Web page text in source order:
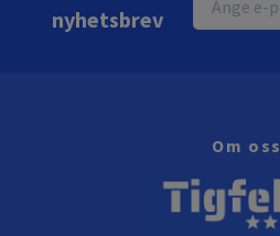
nyhetsbrev
Om oss